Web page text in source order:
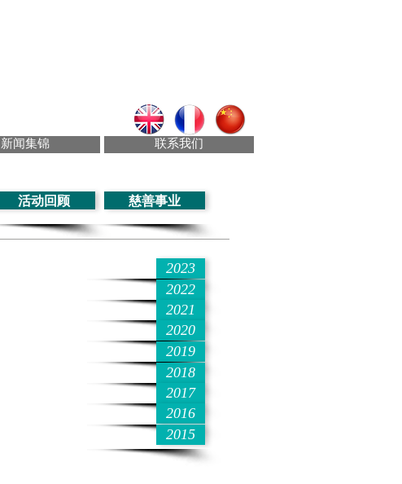
新闻集锦 联系我们
活动回顾 慈善事业
2023
2022
2021
2020
2019
2018
2017
2016
2015